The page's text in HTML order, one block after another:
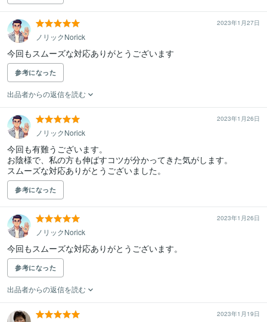
2023年1月27日
ノリックNorick
今回もスムーズな対応ありがとうございます
参考になった
出品者からの返信を読む
2023年1月26日
ノリックNorick
今回も有難うございます。
お陰様で、私の方も伸ばすコツが分かってきた気がします。
スムーズな対応ありがとうございました。
参考になった
2023年1月26日
ノリックNorick
今回もスムーズな対応ありがとうございます。
参考になった
出品者からの返信を読む
2023年1月19日